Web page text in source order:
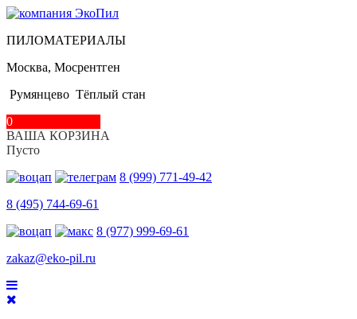
ПИЛОМАТЕРИАЛЫ
Москва, Мосрентген
Румянцево Тёплый стан
0
ВАША КОРЗИНА
Пусто
8 (999) 771-49-42
8 (495) 744-69-61
8 (977) 999-69-61
zakaz@eko-pil.ru